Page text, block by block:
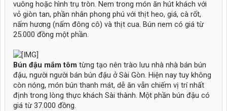
vuông hoặc hình trụ tròn. Nem trong món ăn hút khách với
vỏ giòn tan, phần nhân phong phú với thịt heo, giá, cà rốt,
nấm hương (nấm đông cô) và thịt cua. Bún nem có giá từ
25.000 đồng một phần.
Bún đậu mắm tôm từng tạo nên trào lưu nhà nhà bán bún
đậu, người người bán bún đậu ở Sài Gòn. Hiện nay tuy không
còn nóng, món bún thanh mát, dễ ăn vẫn chiếm vị trí nhất
định trong lòng thực khách Sài thành. Một phần bún đậu có
giá từ 37.000 đồng.